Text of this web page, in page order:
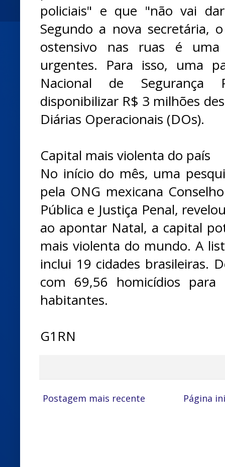
policiais" e que "não vai
Segundo a nova secretária,
ostensivo nas ruas é uma
urgentes. Para isso, uma
Nacional de Segurança
disponibilizar R$ 3 milhões
Diárias Operacionais (DOs).
Capital mais violenta do país
No início do mês, uma
pela ONG mexicana
Pública e Justiça Penal,
ao apontar Natal, a capital
mais violenta do mundo. A
inclui 19 cidades brasileiras.
com 69,56 homicídios
habitantes.
G1RN
Postagem mais recente Página